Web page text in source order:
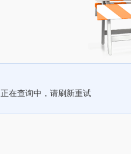
正在查询中，请刷新重试